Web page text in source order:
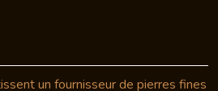
un fournisseur de pierres fines